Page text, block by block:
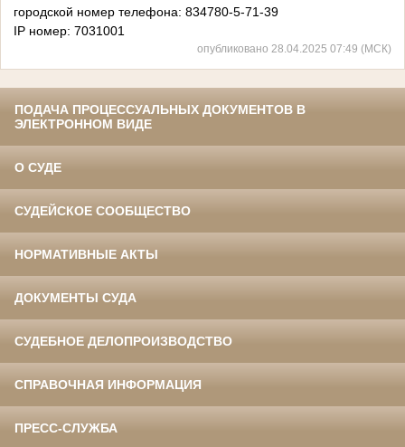
городской номер телефона: 834780-5-71-39
IP номер: 7031001
опубликовано 28.04.2025 07:49 (МСК)
ПОДАЧА ПРОЦЕССУАЛЬНЫХ ДОКУМЕНТОВ В
ЭЛЕКТРОННОМ ВИДЕ
О СУДЕ
СУДЕЙСКОЕ СООБЩЕСТВО
НОРМАТИВНЫЕ АКТЫ
ДОКУМЕНТЫ СУДА
СУДЕБНОЕ ДЕЛОПРОИЗВОДСТВО
СПРАВОЧНАЯ ИНФОРМАЦИЯ
ПРЕСС-СЛУЖБА